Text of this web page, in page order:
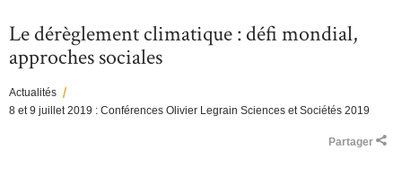
Le dérèglement climatique : défi mondial,
approches sociales
Actualités
8 et 9 juillet 2019 : Conférences Olivier Legrain Sciences et Sociétés 2019
Partager